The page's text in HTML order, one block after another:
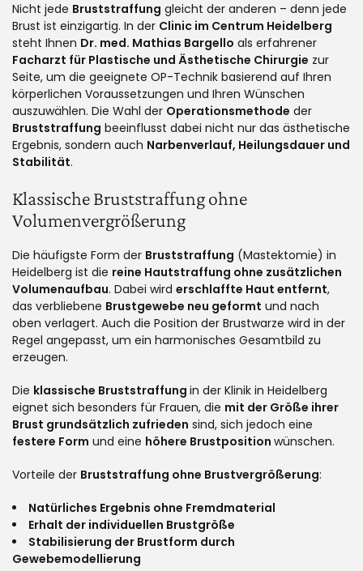
Nicht jede Bruststraffung gleicht der anderen – denn jede
Brust ist einzigartig. In der Clinic im Centrum Heidelberg
steht Ihnen Dr. med. Mathias Bargello als erfahrener
Facharzt für Plastische und Ästhetische Chirurgie zur
Seite, um die geeignete OP-Technik basierend auf Ihren
körperlichen Voraussetzungen und Ihren Wünschen
auszuwählen. Die Wahl der Operationsmethode der
Bruststraffung beeinflusst dabei nicht nur das ästhetische
Ergebnis, sondern auch Narbenverlauf, Heilungsdauer und
Stabilität.
Klassische Bruststraffung ohne
Volumenvergrößerung
Die häufigste Form der Bruststraffung (Mastektomie) in
Heidelberg ist die reine Hautstraffung ohne zusätzlichen
Volumenaufbau. Dabei wird erschlaffte Haut entfernt,
das verbliebene Brustgewebe neu geformt und nach
oben verlagert. Auch die Position der Brustwarze wird in der
Regel angepasst, um ein harmonisches Gesamtbild zu
erzeugen.
Die klassische Bruststraffung in der Klinik in Heidelberg
eignet sich besonders für Frauen, die mit der Größe ihrer
Brust grundsätzlich zufrieden sind, sich jedoch eine
festere Form und eine höhere Brustposition wünschen.
Vorteile der Bruststraffung ohne Brustvergrößerung:
Natürliches Ergebnis ohne Fremdmaterial
Erhalt der individuellen Brustgröße
Stabilisierung der Brustform durch
Gewebemodellierung